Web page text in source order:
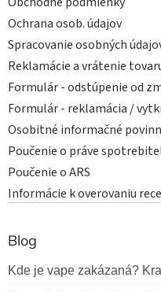
Ochrana osob. údajov
Spracovanie osobných
Reklamácie a vrátenie
Formulár - odstúpenie od
Formulár - reklamácia /
Osobitné informačné
Poučenie o práve
Poučenie o ARS
Informácie k overovaniu
Blog
Kde je vape zakázaná?